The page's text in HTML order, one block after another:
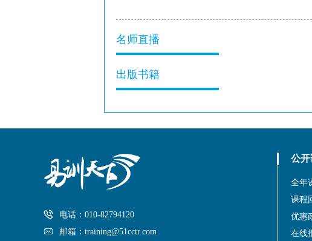
名师直播
出版书籍
电话：010-82794120
邮箱：training@51cctr.com
公开
全年
课程
优惠
在线